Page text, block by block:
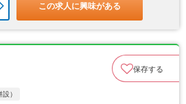
この求人に興味がある
保存する
）